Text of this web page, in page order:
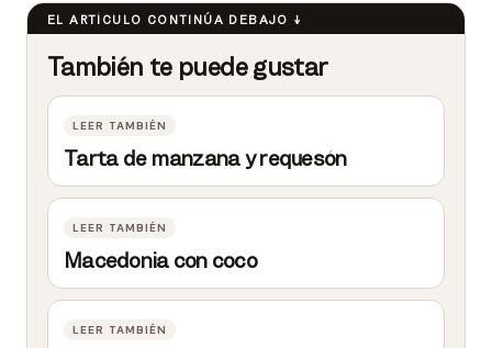
Tarta de manzana y requesón
Macedonia con coco